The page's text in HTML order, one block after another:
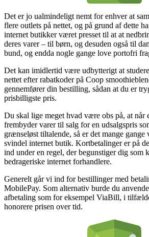
Det er jo ualmindeligt nemt for enhver at
flere outlets på nettet, og på grund af dette
internet butikker været presset til at at
deres varer – til børn, og desuden også til
bund, og endda nogle gange love portofri
Det kan imidlertid være udbytterigt at
nettet efter rabatkoder på Coop
gennemfører din bestilling, sådan at du er
prisbilligste pris.
Du skal lige meget hvad være obs på, at når
frembyder varer til salg for en udsalgspris
grænseløst tiltalende, så er det mange
svindel internet butik. Kortbetalinger er på
ind under en regel, der begunstiger dig som
bedrageriske internet forhandlere.
Generelt går vi ind for bestillinger med
MobilePay. Som alternativ burde du
afbetaling som for eksempel ViaBill, i
honorere prisen over tid.